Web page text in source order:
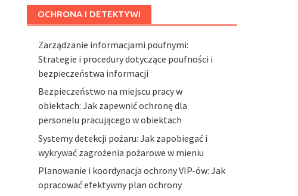
OCHRONA I DETEKTYWI
Zarządzanie informacjami poufnymi:
Strategie i procedury dotyczące poufności i
bezpieczeństwa informacji
Bezpieczeństwo na miejscu pracy w
obiektach: Jak zapewnić ochronę dla
personelu pracującego w obiektach
Systemy detekcji pożaru: Jak zapobiegać i
wykrywać zagrożenia pożarowe w mieniu
Planowanie i koordynacja ochrony VIP-ów: Jak
opracować efektywny plan ochrony